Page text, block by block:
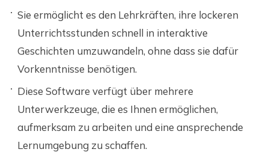
Sie ermöglicht es den Lehrkräften, ihre lockeren
Unterrichtsstunden schnell in interaktive
Geschichten umzuwandeln, ohne dass sie dafür
Vorkenntnisse benötigen.
Diese Software verfügt über mehrere
Unterwerkzeuge, die es Ihnen ermöglichen,
aufmerksam zu arbeiten und eine ansprechende
Lernumgebung zu schaffen.